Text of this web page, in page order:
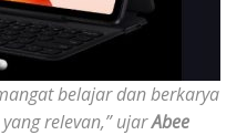
belajar dan berkarya
relevan,” ujarAbee